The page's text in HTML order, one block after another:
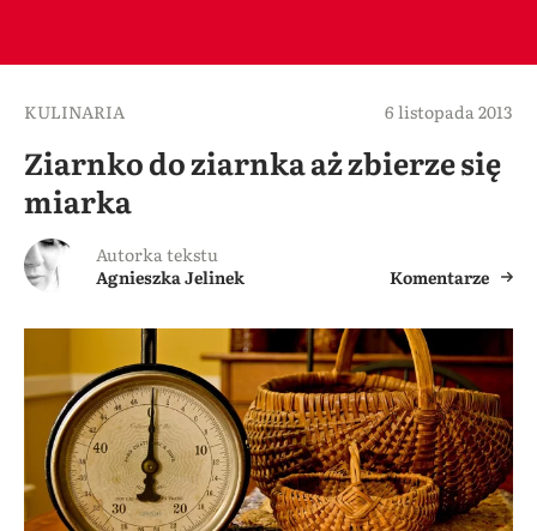
KULINARIA 6 listopada 2013
Ziarnko do ziarnka aż zbierze się
miarka
Autorka tekstu
Agnieszka Jelinek
Komentarze